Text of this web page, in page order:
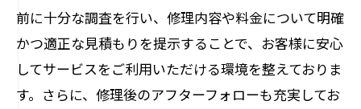
前に十分な調査を行い、修理内容や料金について明確
かつ適正な見積もりを提示することで、お客様に安心
してサービスをご利用いただける環境を整えておりま
す。さらに、修理後のアフターフォローも充実してお